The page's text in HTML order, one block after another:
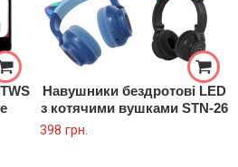
Навушники бездротові LED
з котячими вушками STN-26
398 грн.